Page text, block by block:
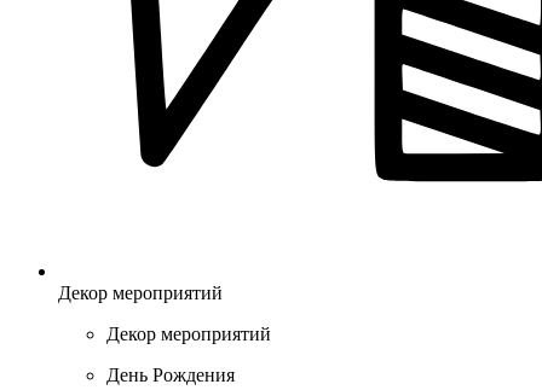
Декор мероприятий
Декор мероприятий
День Рождения